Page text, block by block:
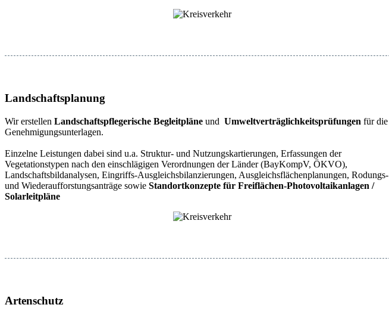
Landschaftsplanung
Wir erstellen Landschaftspflegerische Begleitpläne und Umweltverträglichkeitsprüfungen für die
Genehmigungsunterlagen.
Einzelne Leistungen dabei sind u.a. Struktur- und Nutzungskartierungen, Erfassungen der
Vegetationstypen nach den einschlägigen Verordnungen der Länder (BayKompV, ÖKVO),
Landschaftsbildanalysen, Eingriffs-Ausgleichsbilanzierungen, Ausgleichsflächenplanungen, Rodungs-
und Wiederaufforstungsanträge sowie Standortkonzepte für Freiflächen-Photovoltaikanlagen /
Solarleitpläne
Artenschutz